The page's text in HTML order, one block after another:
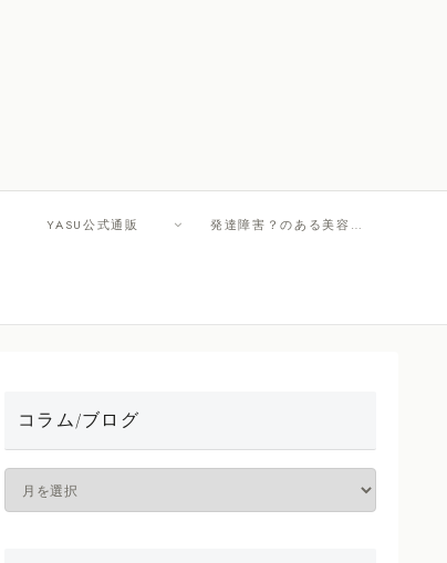
YASU公式通販 発達障害？のある美容師さんへ
コラム/ブログ